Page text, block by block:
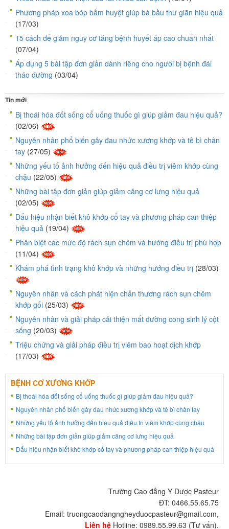
Phương pháp xoa bóp bấm huyệt giúp bà bầu thư giãn hiệu quả
(17/03)
15 cách để giảm nguy cơ tăng bệnh huyết áp cao chuẩn nhất
(07/04)
Áp dụng 5 bài tập đơn giản dành riêng cho người bị bệnh đái
tháo đường (03/04)
Tin mới
Bị thoái hóa đốt sống cổ uống thuốc gì giúp giảm đau hiệu quả?
(02/06)
Nguyên nhân phổ biến gây đau nhức xương khớp và tê bì chân
tay (27/05)
Những yếu tố ảnh hưởng đến hiệu quả điều trị viêm khớp cùng
chậu (22/05)
Những bài tập đơn giản giúp giảm căng cơ lưng hiệu quả
(02/05)
Dấu hiệu nhận biết khô khớp cổ tay và phương pháp can thiệp
hiệu quả (19/04)
Phân biệt các mức độ rách sụn chêm và hướng điều trị phù hợp
(11/04)
Khám phá tình trạng khô khớp và những hướng điều trị (28/03)
Nguyên nhân và cách phát hiện chấn thương rách sụn chêm
khớp gối (25/03)
Nguyên nhân và giải pháp cải thiện mất đường cong sinh lý cột
sống (20/03)
Triệu chứng và giải pháp điều trị viêm bao hoạt dịch khớp
(17/03)
BỆNH CƠ XƯƠNG KHỚP
Bị thoái hóa đốt sống cổ uống thuốc gì giúp giảm đau hiệu quả?
Nguyên nhân phổ biến gây đau nhức xương khớp và tê bì chân tay
Những yếu tố ảnh hưởng đến hiệu quả điều trị viêm khớp cùng chậu
Những bài tập đơn giản giúp giảm căng cơ lưng hiệu quả
Dấu hiệu nhận biết khô khớp cổ tay và phương pháp can thiệp hiệu quả
Trường Cao đẳng Y Dược Pasteur
ĐT: 0466.55.65.75
Email: truongcaodangngheyduocpasteur@gmail.com,
Liên hệ Hotline: 0989.55.99.63 (Tư vấn).